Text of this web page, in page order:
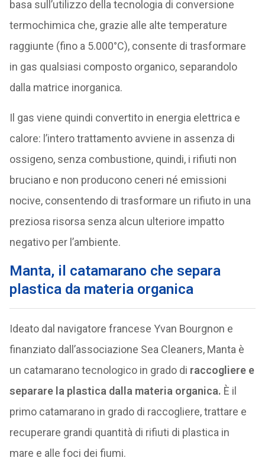
basa sull’utilizzo della tecnologia di conversione
termochimica che, grazie alle alte temperature
raggiunte (fino a 5.000°C), consente di trasformare
in gas qualsiasi composto organico, separandolo
dalla matrice inorganica.
Il gas viene quindi convertito in energia elettrica e
calore: l’intero trattamento avviene in assenza di
ossigeno, senza combustione, quindi, i rifiuti non
bruciano e non producono ceneri né emissioni
nocive, consentendo di trasformare un rifiuto in una
preziosa risorsa senza alcun ulteriore impatto
negativo per l’ambiente.
Manta, il catamarano che separa
plastica da materia organica
Ideato dal navigatore francese Yvan Bourgnon e
finanziato dall’associazione Sea Cleaners, Manta è
un catamarano tecnologico in grado di raccogliere e
separare la plastica dalla materia organica. È il
primo catamarano in grado di raccogliere, trattare e
recuperare grandi quantità di rifiuti di plastica in
mare e alle foci dei fiumi.